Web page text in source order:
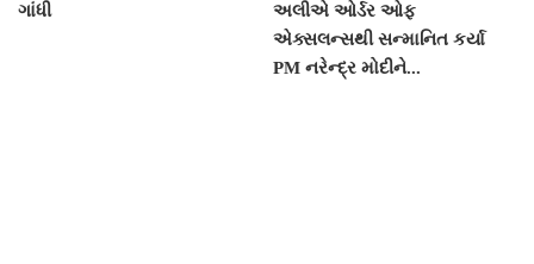
ગાંધી
અલીએ ઓર્ડર ઓફ
એક્સલન્સથી સન્માનિત કર્યા
PM નરેન્દ્ર મોદીને...